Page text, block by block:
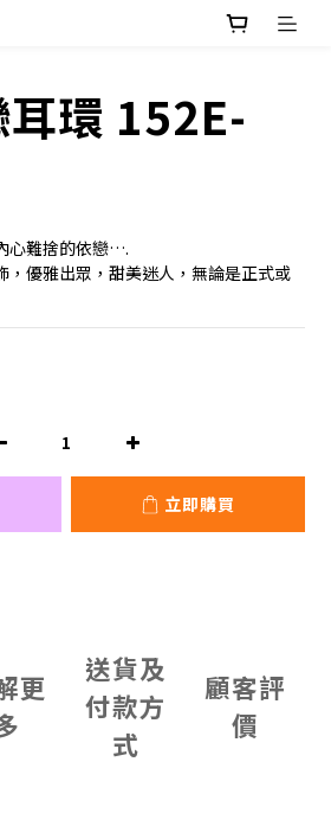
環 152E-
心難捨的依戀….
，優雅出眾，甜美迷人，無論是正式或
立即購買
更
送貨及
付款方
式
顧客評
價